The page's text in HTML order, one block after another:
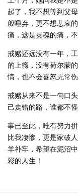
起了，我不想等到父
般唾弃，更不想悲哀
痛，这是灵魂的痛，
戒赌还远没有一年，
的上瘾，没有荷尔蒙
情，也不会喜怒无常
戒赌从来不是一句口
己走错的路，谁都不
事已至此，唯有努力
比我凄惨，更是家破
羊补牢，希望在泥沼
彩的人生！